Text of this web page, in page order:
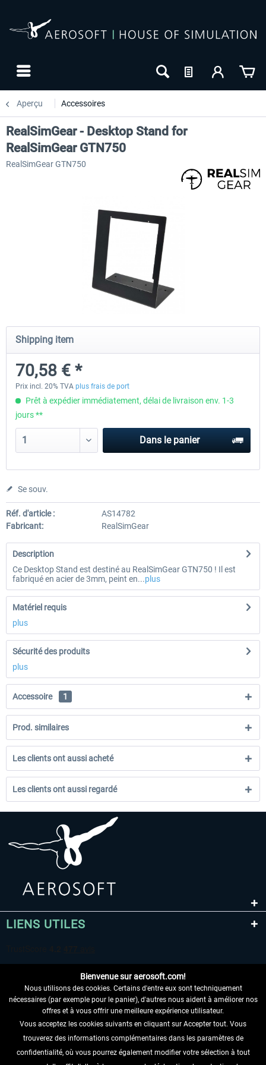
Aperçu Accessoires
-27
RealSimGear - Desktop Stand for
RealSimGear GTN750
RealSimGear GTN750
Shipping item
70,58 € *
Prix incl. 20% TVA plus frais de port
Prêt à expédier immédiatement, délai de livraison env. 1-3
jours **
Dans le panier
Se souv.
Réf. d'article :
AS14782
Fabricant:
RealSimGear
Description
Ce Desktop Stand est destiné au RealSimGear GTN750 ! Il est
fabriqué en acier de 3mm, peint en...plus
Matériel requis
plus
Sécurité des produits
plus
Accessoire 1
Prod. similaires
Les clients ont aussi acheté
Les clients ont aussi regardé
LIENS UTILES
RENONCER AU CONTRAT ICI
INFORMATIONS
Bienvenue sur aerosoft.com!
Nous utilisons des cookies. Certains d'entre eux sont techniquement
nécessaires (par exemple pour le panier), d'autres nous aident à améliorer nos
offres et à vous offrir une meilleure expérience utilisateur.
Vous acceptez les cookies suivants en cliquant sur Accepter tout. Vous
trouverez des informations complémentaires dans les paramètres de
confidentialité, où vous pourrez également modifier votre sélection à tout